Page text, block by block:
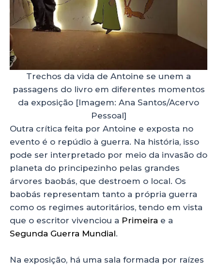
Trechos da vida de Antoine se unem a
passagens do livro em diferentes momentos
da exposição [Imagem: Ana Santos/Acervo
Pessoal]
Outra crítica feita por Antoine e exposta no
evento é o repúdio à guerra. Na história, isso
pode ser interpretado por meio da invasão do
planeta do principezinho pelas grandes
árvores baobás, que destroem o local. Os
baobás representam tanto a própria guerra
como os regimes autoritários, tendo em vista
que o escritor vivenciou a Primeira e a
Segunda Guerra Mundial.
Na exposição, há uma sala formada por raízes